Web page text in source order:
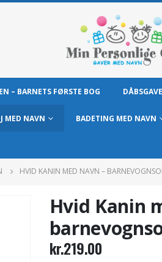
– BARNETS FØRSTE BOG
MED NAVN BADETING MED NAVN
HVID KANIN MED NAVN –
Hvid Kanin
kr.219.00